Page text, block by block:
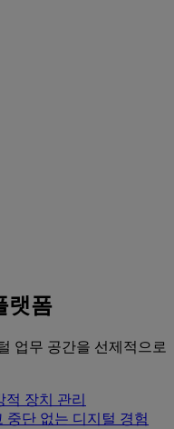
랫폼
업무 공간을 선제적으로
적 장치 관리
중단 없는 디지털 경험